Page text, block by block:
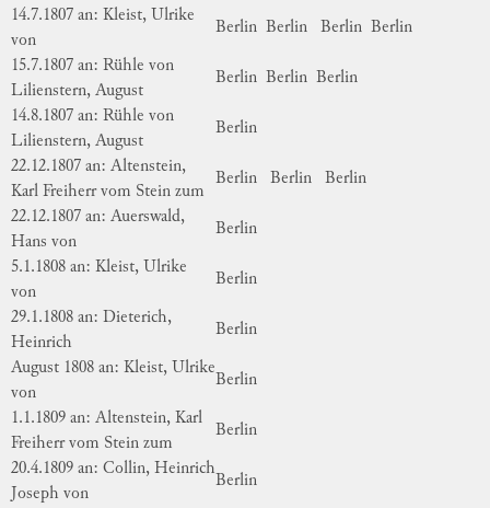
14.7.1807 an: Kleist, Ulrike
von
Berlin Berlin Berlin Berlin
15.7.1807 an: Rühle von
Lilienstern, August
Berlin Berlin Berlin
14.8.1807 an: Rühle von
Lilienstern, August
Berlin
22.12.1807 an: Altenstein,
Karl Freiherr vom Stein zum
Berlin Berlin Berlin
22.12.1807 an: Auerswald,
Hans von
Berlin
5.1.1808 an: Kleist, Ulrike
von
Berlin
29.1.1808 an: Dieterich,
Heinrich
Berlin
August 1808 an: Kleist, Ulrike
von
Berlin
1.1.1809 an: Altenstein, Karl
Freiherr vom Stein zum
Berlin
20.4.1809 an: Collin, Heinrich
Joseph von
Berlin